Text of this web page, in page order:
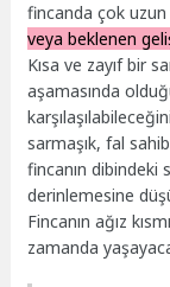
fincanda çok
veya beklenen
Kısa ve zayıf bir
aşamasında
sarmaşık, fal
fincanın dibindeki
derinlemesine
Fincanın ağız
zamanda